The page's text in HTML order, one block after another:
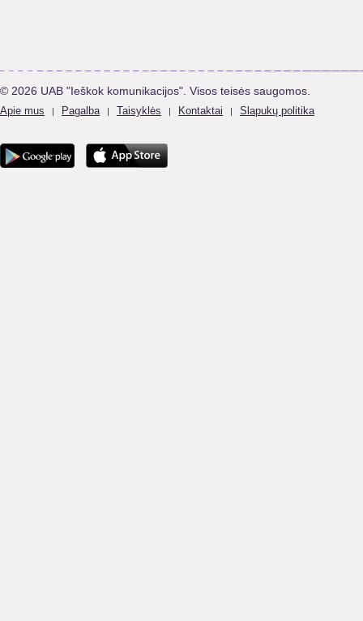
© 2026 UAB "Ieškok komunikacijos". Visos teisės saugomos.
Apie mus | Pagalba | Taisyklės | Kontaktai | Slapukų politika